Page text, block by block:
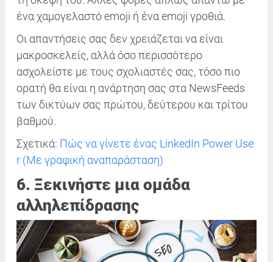
ένα χαμογελαστό emoji ή ένα emoji γροθιά.
Οι απαντήσεις σας δεν χρειάζεται να είναι
μακροσκελείς, αλλά όσο περισσότερο
ασχολείστε με τους σχολιαστές σας, τόσο πιο
ορατή θα είναι η ανάρτηση σας στα NewsFeeds
των δικτύων σας πρώτου, δεύτερου και τρίτου
βαθμού.
Σχετικά: Πώς να γίνετε ένας LinkedIn Power Use
r (Με γραφική αναπαράσταση)
6. Ξεκινήστε μια ομάδα
αλληλεπίδρασης